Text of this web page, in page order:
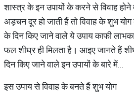
शास्त्र के इन उपायों के करने से विवाह
अड़चन दूर हो जाती हैं तो विवाह के शुभ
के दिन किए जाने वाले ये उपाय काफी
फल शीघ्र ही मिलता है। आइए जानते हैं
दिन किए जाने वाले इन उपायों के बारे में...
इस उपाय से विवाह के बनते हैं शुभ योग